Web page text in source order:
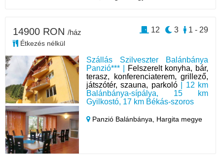
Szállás Szilveszter Balánbánya
Panzió*** |
Felszerelt konyha, bár,
terasz, konferenciaterem, grillező,
játszótér, szauna, parkoló| 12 km
Balánbánya-sípálya, 15 km
Gyilkostó, 17 km Békás-szoros
Panzió Balánbánya, Hargita megye
14900 RON /ház
Étkezés nélkül
1 - 29
3
12